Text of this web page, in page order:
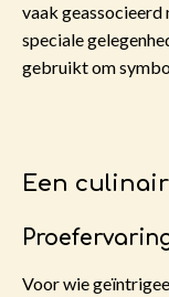
vaak geassocieerd
speciale
gebruikt om
Een
Voor wie